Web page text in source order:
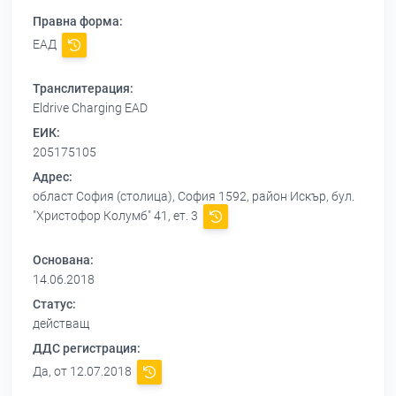
Правна форма:
ЕАД
Транслитерация:
Eldrive Charging EAD
ЕИК:
205175105
Адрес:
област София (столица), София 1592, район Искър, бул.
"Христофор Колумб" 41, ет. 3
Основана:
14.06.2018
Статус:
действащ
ДДС регистрация:
Да, от 12.07.2018